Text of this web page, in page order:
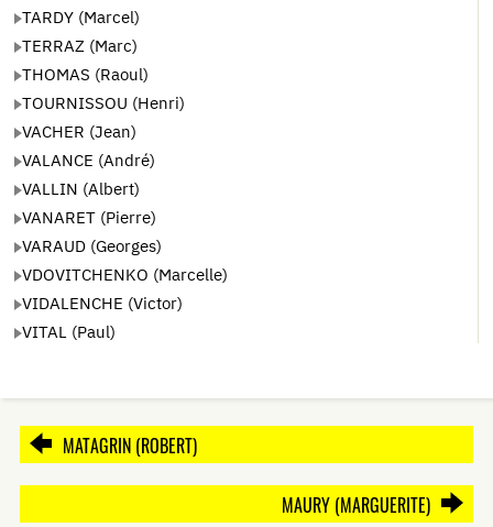
TARDY (Marcel)
TERRAZ (Marc)
THOMAS (Raoul)
TOURNISSOU (Henri)
VACHER (Jean)
VALANCE (André)
VALLIN (Albert)
VANARET (Pierre)
VARAUD (Georges)
VDOVITCHENKO (Marcelle)
VIDALENCHE (Victor)
VITAL (Paul)
MATAGRIN (ROBERT)
MAURY (MARGUERITE)